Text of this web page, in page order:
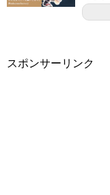
スポンサーリンク